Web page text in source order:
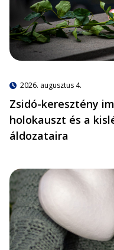
2026. augusztus 4.
Zsidó-keresztény
holokauszt és a
áldozataira